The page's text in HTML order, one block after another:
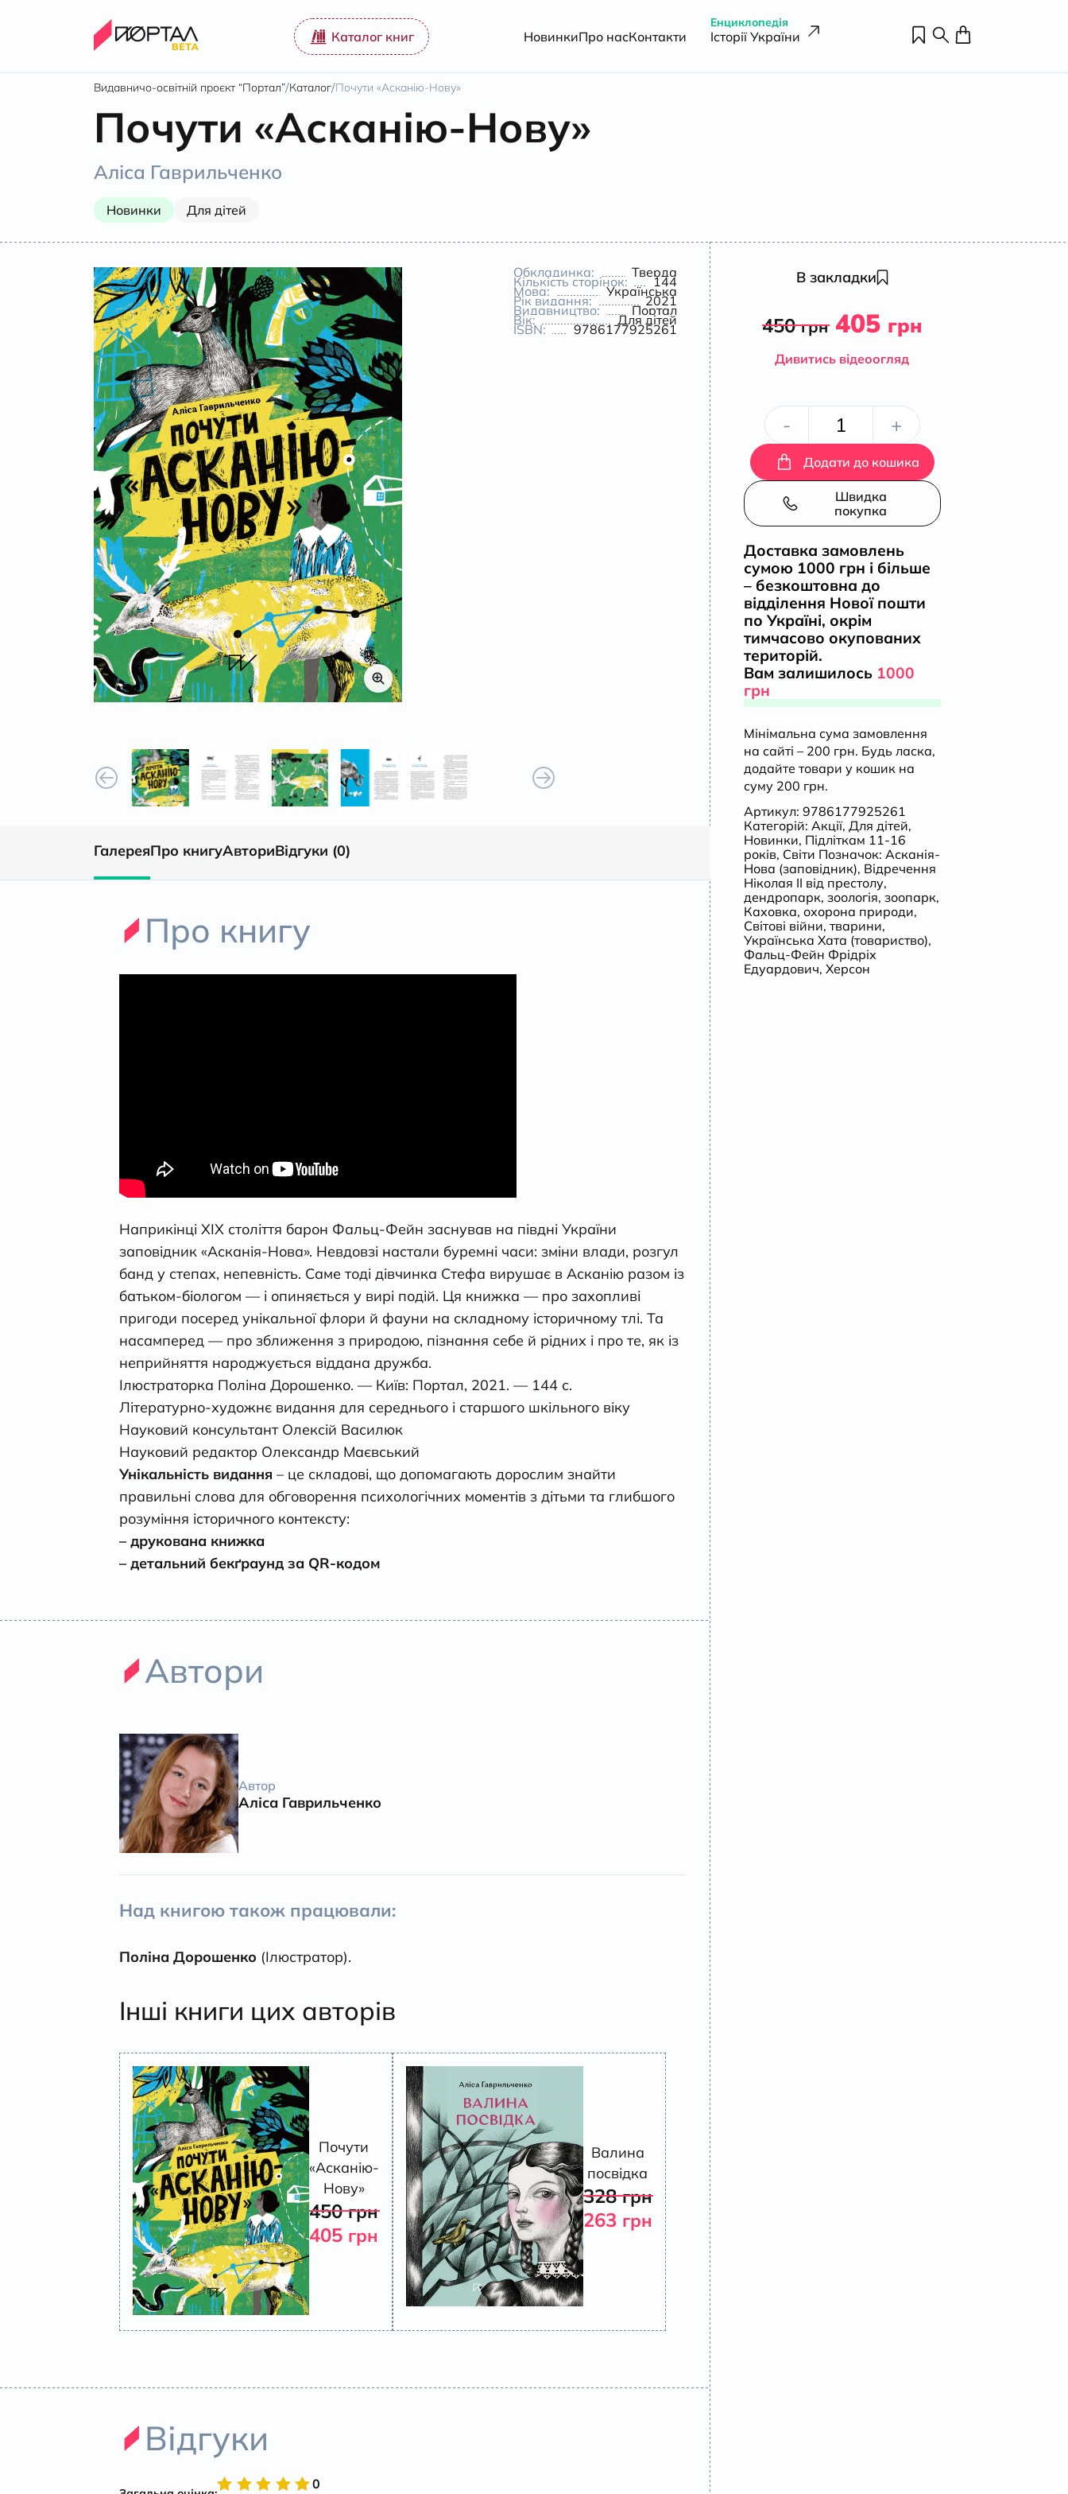
Каталог книг НовинкиПро насКонтакти
Енциклопедія
Історії України
Видавничо-освітній проєкт “Портал”/Каталог/Почути «Асканію-Нову»
Почути «Асканію-Нову»
Аліса Гаврильченко
Новинки Для дітей
Обкладинка: Тверда
Кількість сторінок: 144
Мова: Українська
Рік видання: 2021
Видавництво: Портал
Вік: Для дітей
ISBN: 9786177925261
ГалереяПро книгуАвториВідгуки (0)
Про книгу
Наприкінці ХІХ століття барон Фальц-Фейн заснував на півдні України
заповідник «Асканія-Нова». Невдовзі настали буремні часи: зміни влади, розгул
банд у степах, непевність. Саме тоді дівчинка Стефа вирушає в Асканію разом із
батьком-біологом — і опиняється у вирі подій. Ця книжка — про захопливі
пригоди посеред унікальної флори й фауни на складному історичному тлі. Та
насамперед — про зближення з природою, пізнання себе й рідних і про те, як із
неприйняття народжується віддана дружба.
Ілюстраторка Поліна Дорошенко. — Київ: Портал, 2021. — 144 с.
Літературно-художнє видання для середнього і старшого шкільного віку
Науковий консультант Олексій Василюк
Науковий редактор Олександр Маєвський
Унікальність видання – це складові, що допомагають дорослим знайти
правильні слова для обговорення психологічних моментів з дітьми та глибшого
розуміння історичного контексту:
– друкована книжка
– детальний бекґраунд за QR-кодом
Автори
Автор
Аліса Гаврильченко
Над книгою також працювали:
Поліна Дорошенко (Ілюстратор).
Інші книги цих авторів
Почути
«Асканію-
Нову»
450грн
405 грн
Валина
посвідка
328грн
263 грн
Відгуки
0
В закладки
450грн 405 грн
Дивитись відеоогляд
-
Почути
«Асканію-
Нову»
+
Додати до кошика
Швидка
покупка
Доставка замовлень
сумою 1000 грн і більше
– безкоштовна до
відділення Нової пошти
по Україні, окрім
тимчасово окупованих
територій.
Вам залишилось 1000
грн
Мінімальна сума замовлення
на сайті – 200 грн. Будь ласка,
додайте товари у кошик на
суму 200 грн.
Артикул: 9786177925261
Категорій: Акції, Для дітей,
Новинки, Підліткам 11-16
років, Світи Позначок: Асканія-
Нова (заповідник), Відречення
Ніколая ІІ від престолу,
дендропарк, зоологія, зоопарк,
Каховка, охорона природи,
Світові війни, тварини,
Українська Хата (товариство),
Фальц-Фейн Фрідріх
Едуардович, Херсон